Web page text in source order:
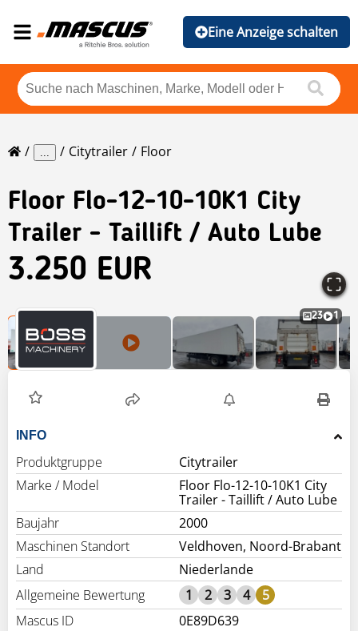
Eine Anzeige schalten
... Citytrailer Floor
Floor Flo-12-10-10K1 City
Trailer - Taillift / Auto Lube
3.250 EUR
23 1
INFO
Produktgruppe
Citytrailer
Marke / Model
Floor Flo-12-10-10K1 City
Trailer - Taillift / Auto Lube
Baujahr
2000
Maschinen Standort
Veldhoven, Noord-Brabant
Land
Niederlande
Allgemeine Bewertung
1 2 3 4
5
Mascus ID
0E89D639